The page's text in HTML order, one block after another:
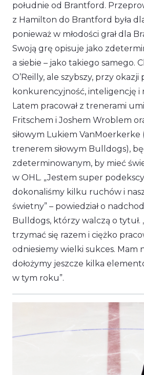
południe od Brantford.
z Hamilton do Brantford była
ponieważ w młodości grał dla
Swoją grę opisuje jako
a siebie – jako takiego samego.
O’Reilly, ale szybszy, przy okazji
konkurencyjność, inteligencję i
Latem pracował z trenerami
Fritschem i Joshem Wroblem
siłowym Lukiem
trenerem siłowym Bulldogs),
zdeterminowanym, by mieć
w OHL. „Jestem super
dokonaliśmy kilku ruchów i
świetny” – powiedział o
Bulldogs, którzy walczą o tytuł.
trzymać się razem i ciężko
odniesiemy wielki sukces. Mam
dołożymy jeszcze kilka
w tym roku”.